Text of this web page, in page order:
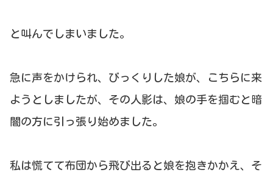
と叫んでしまいました。
急に声をかけられ、びっくりした娘が、こちらに来
ようとしましたが、その人影は、娘の手を掴むと暗
闇の方に引っ張り始めました。
私は慌てて布団から飛び出ると娘を抱きかかえ、そ